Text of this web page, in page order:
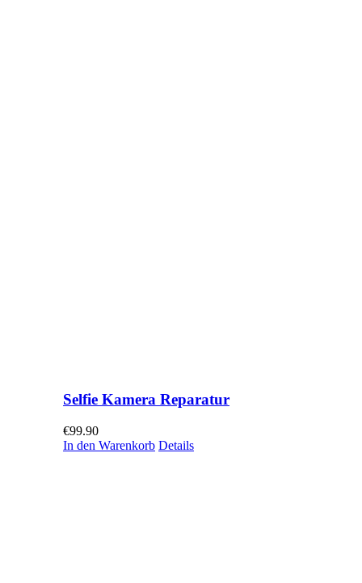
Selfie Kamera Reparatur
€99.90
In den Warenkorb Details